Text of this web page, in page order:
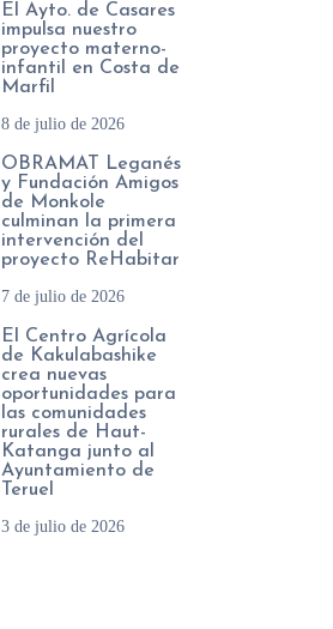
El Ayto. de Casares
impulsa nuestro
proyecto materno-
infantil en Costa de
Marfil
8 de julio de 2026
OBRAMAT Leganés
y Fundación Amigos
de Monkole
culminan la primera
intervención del
proyecto ReHabitar
7 de julio de 2026
El Centro Agrícola
de Kakulabashike
crea nuevas
oportunidades para
las comunidades
rurales de Haut-
Katanga junto al
Ayuntamiento de
Teruel
3 de julio de 2026